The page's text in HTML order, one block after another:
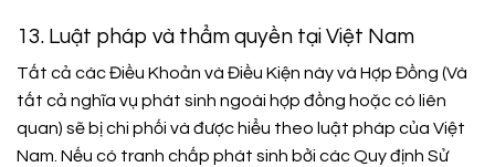
13. Luật pháp và thẩm quyền tại Việt Nam
Tất cả các Điều Khoản và Điều Kiện này và Hợp Đồng (Và
tất cả nghĩa vụ phát sinh ngoài hợp đồng hoặc có liên
quan) sẽ bị chi phối và được hiểu theo luật pháp của Việt
Nam. Nếu có tranh chấp phát sinh bởi các Quy định Sử